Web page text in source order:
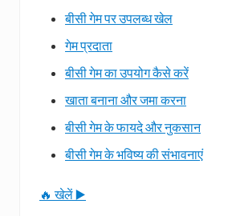
बीसी गेम पर उपलब्ध खेल
गेम प्रदाता
बीसी गेम का उपयोग कैसे करें
खाता बनाना और जमा करना
बीसी गेम के फायदे और नुकसान
बीसी गेम के भविष्य की संभावनाएं
🔥 खेलें ▶️